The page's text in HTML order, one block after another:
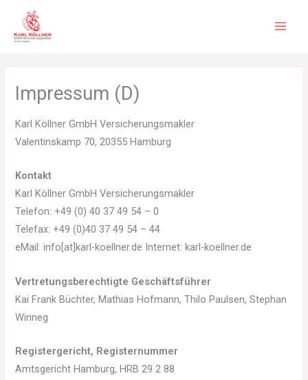
Inhalt
springen
Impressum (D)
Karl Köllner GmbH Versicherungsmakler
Valentinskamp 70, 20355 Hamburg
Kontakt
Karl Köllner GmbH Versicherungsmakler
Telefon: +49 (0) 40 37 49 54 – 0
Telefax: +49 (0)40 37 49 54 – 44
eMail: info[at]karl-koellner.de Internet: karl-koellner.de
Vertretungsberechtigte Geschäftsführer
Kai Frank Büchter, Mathias Hofmann, Thilo Paulsen, Stephan
Winneg
Registergericht, Registernummer
Amtsgericht Hamburg, HRB 29 2 88